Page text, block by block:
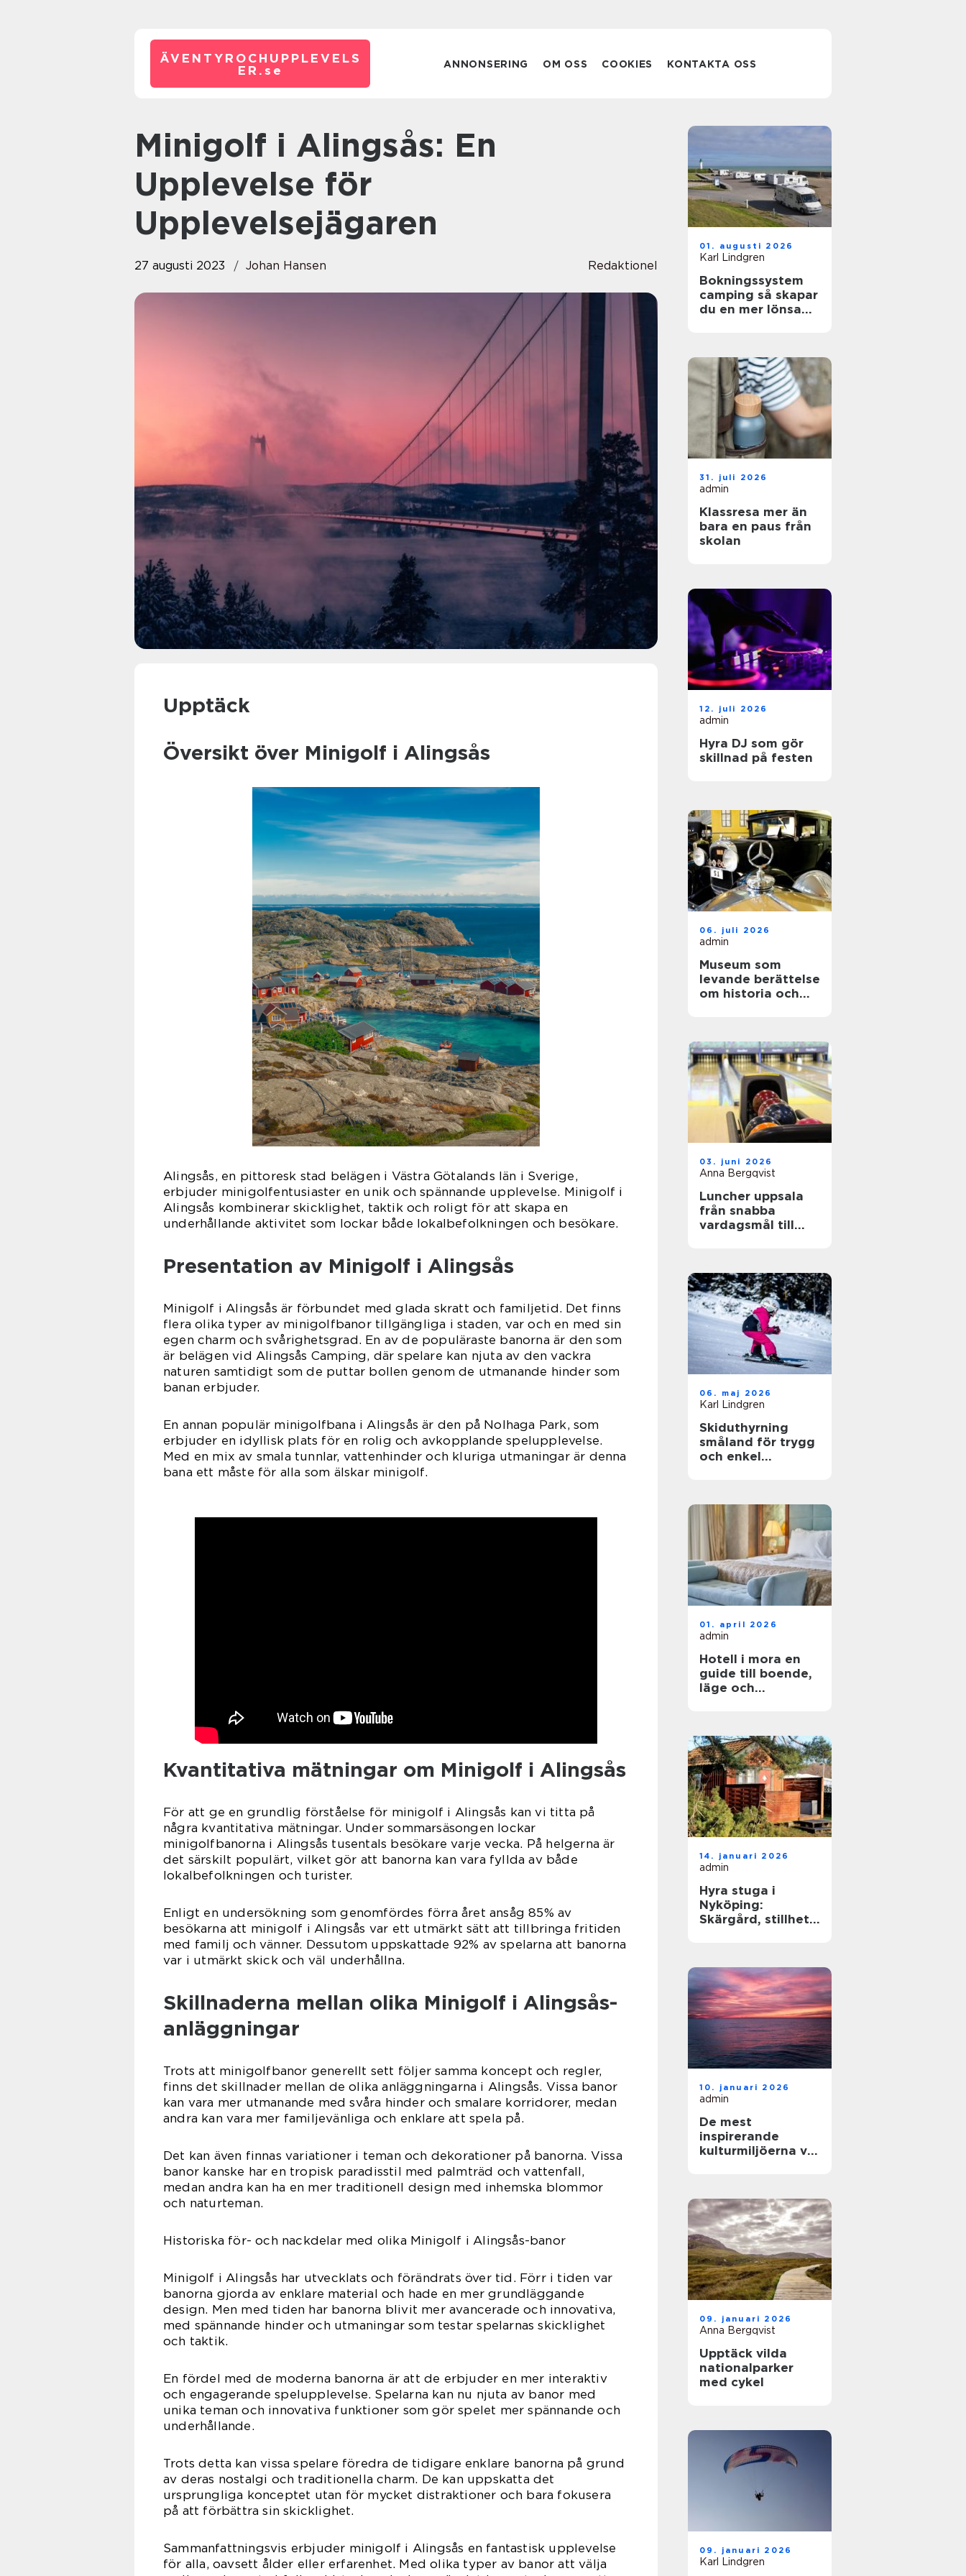
ÄVENTYROCHUPPLEVELS
ER. se ANNONSERING OM OSS COOKIES KONTAKTA OSS
Minigolf i Alingsås: En
Upplevelse för
Upplevelsejägaren
27 augusti 2023 Johan Hansen Redaktionel
Upptäck
Översikt över Minigolf i Alingsås
Alingsås, en pittoresk stad belägen i Västra Götalands län i Sverige,
erbjuder minigolfentusiaster en unik och spännande upplevelse. Minigolf i
Alingsås kombinerar skicklighet, taktik och roligt för att skapa en
underhållande aktivitet som lockar både lokalbefolkningen och besökare.
Presentation av Minigolf i Alingsås
Minigolf i Alingsås är förbundet med glada skratt och familjetid. Det finns
flera olika typer av minigolfbanor tillgängliga i staden, var och en med sin
egen charm och svårighetsgrad. En av de populäraste banorna är den som
är belägen vid Alingsås Camping, där spelare kan njuta av den vackra
naturen samtidigt som de puttar bollen genom de utmanande hinder som
banan erbjuder.
En annan populär minigolfbana i Alingsås är den på Nolhaga Park, som
erbjuder en idyllisk plats för en rolig och avkopplande spelupplevelse.
Med en mix av smala tunnlar, vattenhinder och kluriga utmaningar är denna
bana ett måste för alla som älskar minigolf.
Kvantitativa mätningar om Minigolf i Alingsås
För att ge en grundlig förståelse för minigolf i Alingsås kan vi titta på
några kvantitativa mätningar. Under sommarsäsongen lockar
minigolfbanorna i Alingsås tusentals besökare varje vecka. På helgerna är
det särskilt populärt, vilket gör att banorna kan vara fyllda av både
lokalbefolkningen och turister.
Enligt en undersökning som genomfördes förra året ansåg 85% av
besökarna att minigolf i Alingsås var ett utmärkt sätt att tillbringa fritiden
med familj och vänner. Dessutom uppskattade 92% av spelarna att banorna
var i utmärkt skick och väl underhållna.
Skillnaderna mellan olika Minigolf i Alingsås-
anläggningar
Trots att minigolfbanor generellt sett följer samma koncept och regler,
finns det skillnader mellan de olika anläggningarna i Alingsås. Vissa banor
kan vara mer utmanande med svåra hinder och smalare korridorer, medan
andra kan vara mer familjevänliga och enklare att spela på.
Det kan även finnas variationer i teman och dekorationer på banorna. Vissa
banor kanske har en tropisk paradisstil med palmträd och vattenfall,
medan andra kan ha en mer traditionell design med inhemska blommor
och naturteman.
Historiska för- och nackdelar med olika Minigolf i Alingsås-banor
Minigolf i Alingsås har utvecklats och förändrats över tid. Förr i tiden var
banorna gjorda av enklare material och hade en mer grundläggande
design. Men med tiden har banorna blivit mer avancerade och innovativa,
med spännande hinder och utmaningar som testar spelarnas skicklighet
och taktik.
En fördel med de moderna banorna är att de erbjuder en mer interaktiv
och engagerande spelupplevelse. Spelarna kan nu njuta av banor med
unika teman och innovativa funktioner som gör spelet mer spännande och
underhållande.
Trots detta kan vissa spelare föredra de tidigare enklare banorna på grund
av deras nostalgi och traditionella charm. De kan uppskatta det
ursprungliga konceptet utan för mycket distraktioner och bara fokusera
på att förbättra sin skicklighet.
Sammanfattningsvis erbjuder minigolf i Alingsås en fantastisk upplevelse
för alla, oavsett ålder eller erfarenhet. Med olika typer av banor att välja
01. augusti 2026
Karl Lindgren
Bokningssystem
camping så skapar
du en mer lönsam
31. juli 2026
admin
Klassresa mer än
bara en paus från
skolan
12. juli 2026
admin
Hyra DJ som gör
skillnad på festen
06. juli 2026
admin
Museum som
levande berättelse
om historia och
03. juni 2026
Anna Bergqvist
Luncher uppsala
från snabba
vardagsmål till
06. maj 2026
Karl Lindgren
Skiduthyrning
småland för trygg
och enkel
01. april 2026
admin
Hotell i mora en
guide till boende,
läge och
14. januari 2026
admin
Hyra stuga i
Nyköping:
Skärgård, stillhet
10. januari 2026
admin
De mest
inspirerande
kulturmiljöerna vid
09. januari 2026
Anna Bergqvist
Upptäck vilda
nationalparker
med cykel
09. januari 2026
Karl Lindgren